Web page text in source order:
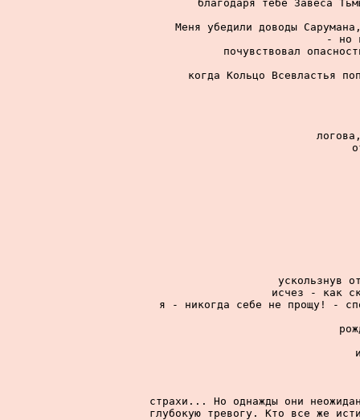
благодаря тебе Завеса
Меня убедили доводы
- но
почувствовал
когда Кольцо Всевластья
ускользнув
исчез - как
я - никогда себе не прощу! -
страхи... Но однажды они
глубокую тревогу. Кто все же